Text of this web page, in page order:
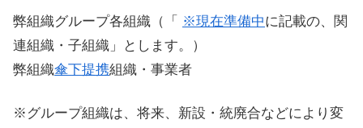
弊組織グループ各組織（「 ※現在準備中に記載の、関
連組織・子組織」とします。）
弊組織傘下提携組織・事業者
※グループ組織は、将来、新設・統廃合などにより変